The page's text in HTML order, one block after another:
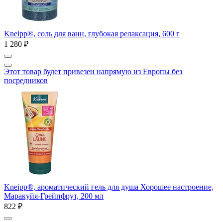
Kneipp®, соль для ванн, глубокая релаксация, 600 г
1 280 ₽
Этот товар будет привезен напрямую из Европы без
посредников
Kneipp®, ароматический гель для душа Хорошее настроение,
Маракуйя-Грейпфрут, 200 мл
822 ₽